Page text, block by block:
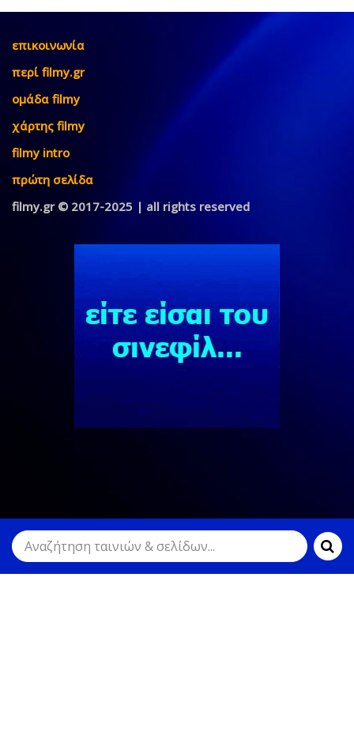
επικοινωνία
περί filmy.gr
ομάδα filmy
χάρτης filmy
filmy intro
πρώτη σελίδα
filmy.gr © 2017-2025 | all rights reserved